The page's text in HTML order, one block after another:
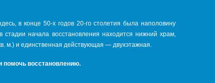
в конце 50-х годов 20-го столетия была наполовину
начала восстановления находится нижний храм,
м.) и единственная действующая — двухэтажная.
помочь восстановлению.